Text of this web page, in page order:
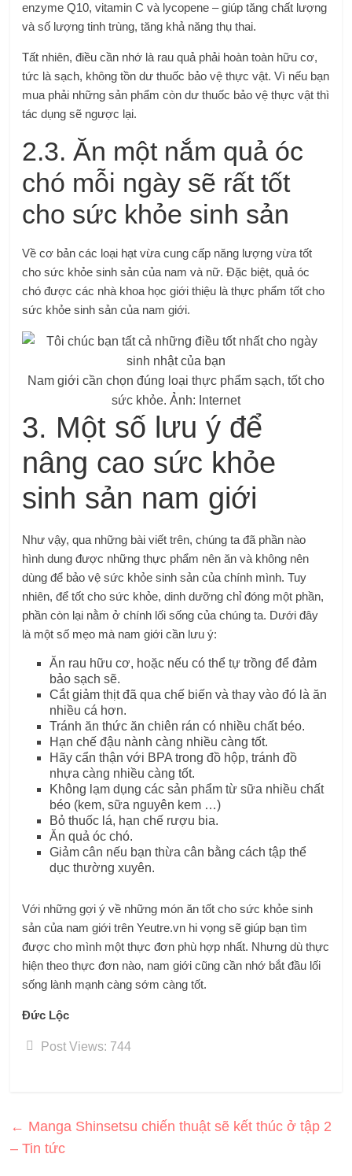
enzyme Q10, vitamin C và lycopene – giúp tăng chất lượng
và số lượng tinh trùng, tăng khả năng thụ thai.
Tất nhiên, điều cần nhớ là rau quả phải hoàn toàn hữu cơ,
tức là sạch, không tồn dư thuốc bảo vệ thực vật. Vì nếu bạn
mua phải những sản phẩm còn dư thuốc bảo vệ thực vật thì
tác dụng sẽ ngược lại.
2.3. Ăn một nắm quả óc
chó mỗi ngày sẽ rất tốt
cho sức khỏe sinh sản
Về cơ bản các loại hạt vừa cung cấp năng lượng vừa tốt
cho sức khỏe sinh sản của nam và nữ. Đặc biệt, quả óc
chó được các nhà khoa học giới thiệu là thực phẩm tốt cho
sức khỏe sinh sản của nam giới.
Nam giới cần chọn đúng loại thực phẩm sạch, tốt cho
sức khỏe. Ảnh: Internet
3. Một số lưu ý để
nâng cao sức khỏe
sinh sản nam giới
Như vậy, qua những bài viết trên, chúng ta đã phần nào
hình dung được những thực phẩm nên ăn và không nên
dùng để bảo vệ sức khỏe sinh sản của chính mình. Tuy
nhiên, để tốt cho sức khỏe, dinh dưỡng chỉ đóng một phần,
phần còn lại nằm ở chính lối sống của chúng ta. Dưới đây
là một số mẹo mà nam giới cần lưu ý:
Ăn rau hữu cơ, hoặc nếu có thể tự trồng để đảm
bảo sạch sẽ.
Cắt giảm thịt đã qua chế biến và thay vào đó là ăn
nhiều cá hơn.
Tránh ăn thức ăn chiên rán có nhiều chất béo.
Hạn chế đậu nành càng nhiều càng tốt.
Hãy cẩn thận với BPA trong đồ hộp, tránh đồ
nhựa càng nhiều càng tốt.
Không lạm dụng các sản phẩm từ sữa nhiều chất
béo (kem, sữa nguyên kem …)
Bỏ thuốc lá, hạn chế rượu bia.
Ăn quả óc chó.
Giảm cân nếu bạn thừa cân bằng cách tập thể
dục thường xuyên.
Với những gợi ý về những món ăn tốt cho sức khỏe sinh
sản của nam giới trên Yeutre.vn hi vọng sẽ giúp bạn tìm
được cho mình một thực đơn phù hợp nhất. Nhưng dù thực
hiện theo thực đơn nào, nam giới cũng cần nhớ bắt đầu lối
sống lành mạnh càng sớm càng tốt.
Đức Lộc
Post Views: 744
← Manga Shinsetsu chiến thuật sẽ kết thúc ở tập 2
– Tin tức